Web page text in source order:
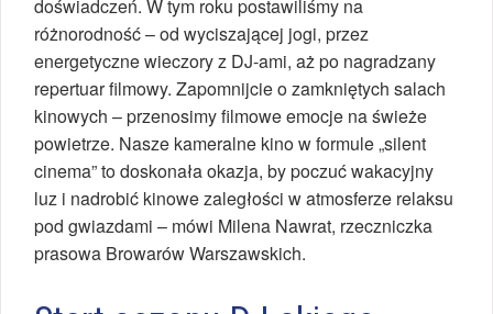
doświadczeń. W tym roku postawiliśmy na
różnorodność – od wyciszającej jogi, przez
energetyczne wieczory z DJ-ami, aż po nagradzany
repertuar filmowy. Zapomnijcie o zamkniętych salach
kinowych – przenosimy filmowe emocje na świeże
powietrze. Nasze kameralne kino w formule „silent
cinema” to doskonała okazja, by poczuć wakacyjny
luz i nadrobić kinowe zaległości w atmosferze relaksu
pod gwiazdami – mówi Milena Nawrat, rzeczniczka
prasowa Browarów Warszawskich.